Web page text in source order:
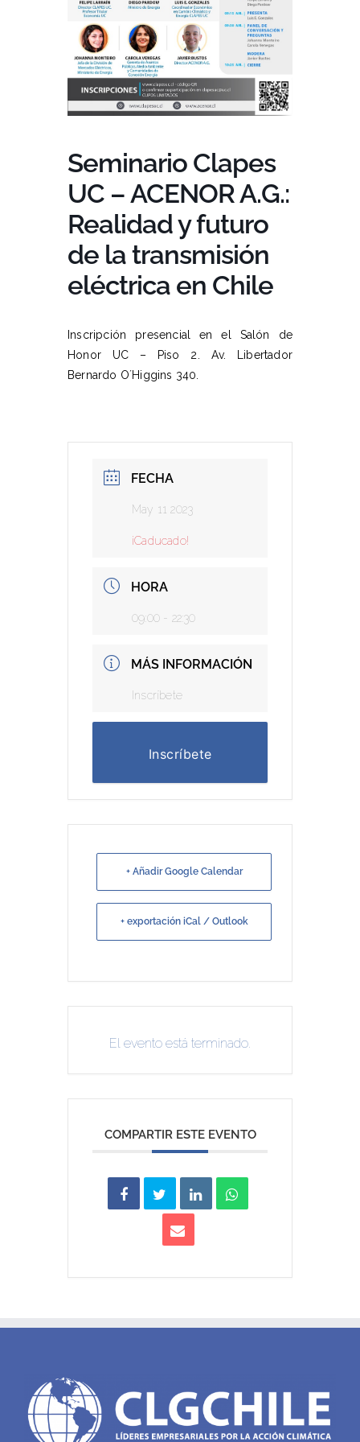
Seminario Clapes
UC – ACENOR A.G.:
Realidad y futuro
de la transmisión
eléctrica en Chile
Inscripción presencial en el Salón de
Honor UC – Piso 2. Av. Libertador
Bernardo O´Higgins 340.
FECHA
May 11 2023
¡Caducado!
HORA
09:00 - 22:30
MÁS INFORMACIÓN
Inscríbete
Inscríbete
+ Añadir Google Calendar
+ exportación iCal / Outlook
El evento está terminado.
COMPARTIR ESTE EVENTO